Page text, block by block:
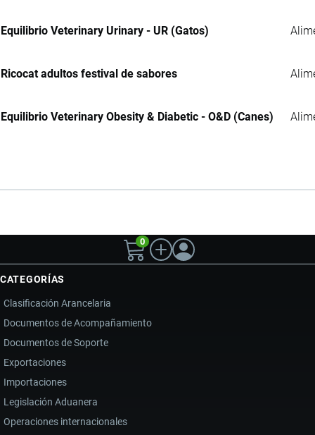
Equilibrio Veterinary Urinary - UR (Gatos)
Ricocat adultos festival de sabores
Equilibrio Veterinary Obesity & Diabetic - O&D (Canes)
0
CATEGORÍAS
Clasificación Arancelaria
Documentos de Acompañamiento
Documentos de Soporte
Exportaciones
Importaciones
Legislación Aduanera
Operaciones internacionales